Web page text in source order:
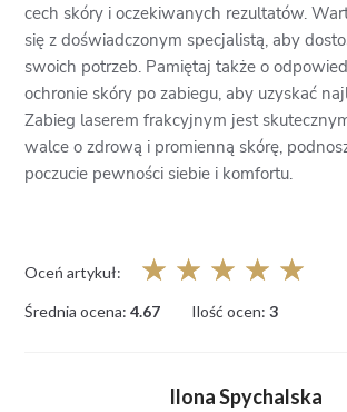
cech skóry i oczekiwanych rezultatów.
się z doświadczonym specjalistą, aby
swoich potrzeb. Pamiętaj także o
ochronie skóry po zabiegu, aby uzyskać
Zabieg laserem frakcyjnym jest
walce o zdrową i promienną skórę,
poczucie pewności siebie i komfortu.
Oceń artykuł: ☆ ☆ ☆ ☆ ☆
Średnia ocena: 4.67 Ilość ocen: 3
Ilona Spychalska